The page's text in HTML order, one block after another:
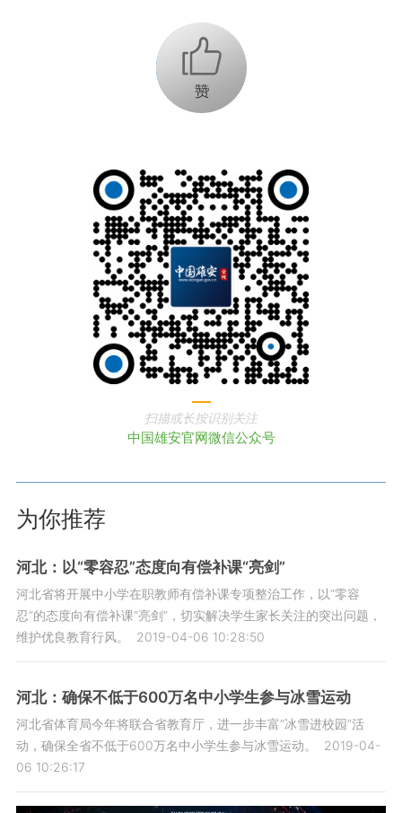
+1
扫描或长按识别关注
中国雄安官网微信公众号
为你推荐
河北：以“零容忍”态度向有偿补课“亮剑”
河北省将开展中小学在职教师有偿补课专项整治工作，以“零容
忍”的态度向有偿补课“亮剑”，切实解决学生家长关注的突出问题，
维护优良教育行风。
2019-04-06 10:28:50
河北：确保不低于600万名中小学生参与冰雪运动
河北省体育局今年将联合省教育厅，进一步丰富“冰雪进校园”活
动，确保全省不低于600万名中小学生参与冰雪运动。
2019-04-
06 10:26:17